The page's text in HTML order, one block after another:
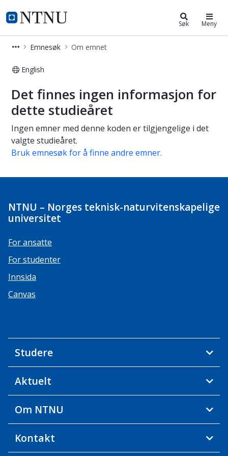
NTNU Hjemmeside
Studier Søk Meny
Emnesøk Om emnet
English
Om emnet
Det finnes ingen informasjon for
dette studieåret
Ingen emner med denne koden er tilgjengelige i det
valgte studieåret.
Bruk emnesøk for å finne andre emner.
NTNU – Norges teknisk-naturvitenskapelige
universitet
For ansatte
For studenter
Innsida
Canvas
Studere
Aktuelt
Om NTNU
Kontakt